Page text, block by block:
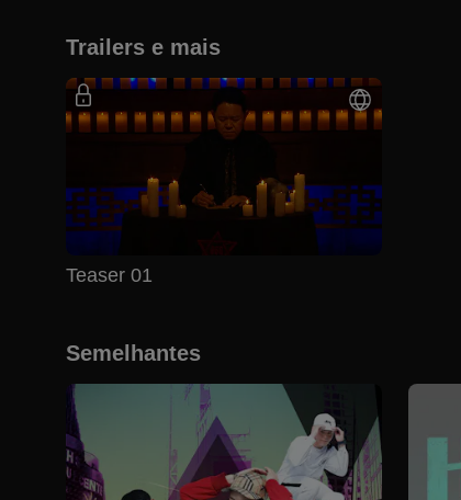
Trailers e mais
Teaser 01
Semelhantes